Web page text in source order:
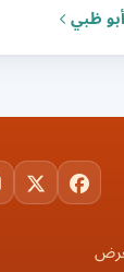
ظبي
Facebook
X